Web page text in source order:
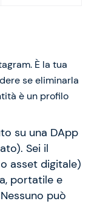
È la tua
se eliminarla
è un profilo
su una DApp
Sei il
asset digitale)
portatile e
può